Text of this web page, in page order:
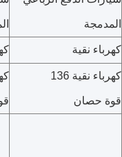
المدمجة
كهرباء نقية
كهرباء نقية 136
قوة حصان